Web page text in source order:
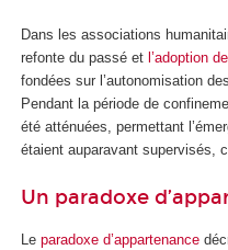
Dans les associations
refonte du passé et l’adoption
fondées sur l’autonomisation
Pendant la période de
été atténuées, permettant
étaient auparavant supervisés,
Un paradoxe
Le paradoxe d’appartenance